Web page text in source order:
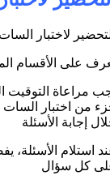
لاختبار
على الأقسام
مراعاة التوقيت
من اختبار السات
إجابة الأسئلة
استلام الأسئلة،
كل سؤال